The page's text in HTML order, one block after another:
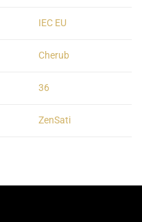
IEC EU
Cherub
36
ZenSati